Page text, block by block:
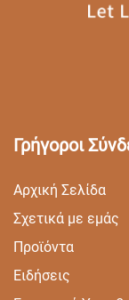
Γρήγοροι
Αρχική Σελίδα
Σχετικά με εμάς
Προϊόντα
Ειδήσεις